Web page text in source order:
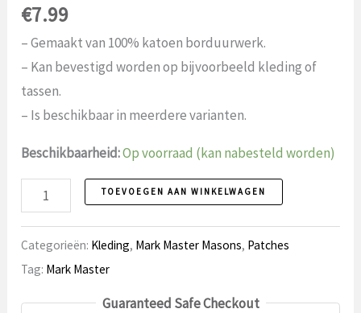
€7.99
– Gemaakt van 100% katoen borduurwerk.
– Kan bevestigd worden op bijvoorbeeld kleding of
tassen.
– Is beschikbaar in meerdere varianten.
Beschikbaarheid:Op voorraad (kan nabesteld worden)
Patch
12
Mark
Master
TOEVOEGEN AAN WINKELWAGEN
Categorieën: Kleding, Mark Master Masons, Patches
Tag: Mark Master
Guaranteed Safe Checkout